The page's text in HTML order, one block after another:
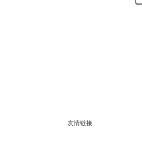
友情链接